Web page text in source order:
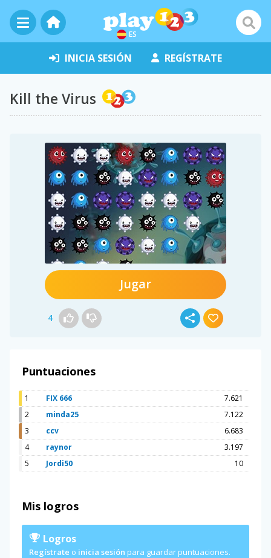
ES
INICIA SESIÓN REGÍSTRATE
Kill the Virus
Jugar
4
Puntuaciones
1 FIX 666
7.621
2
minda25
7.122
3
ccv
6.683
4
raynor
3.197
5
Jordi50 10
Mis logros
Logros
Regístrate o inicia sesión para guardar puntuaciones.